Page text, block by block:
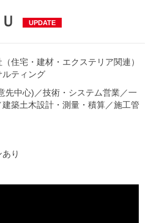
会を探す
インターンを探す
スカウト お知らせ
UPDATE
（住宅・建材・エクステリア関連）
ルティング
先中心) ／技術・システム営業／一
建築土木設計・測量・積算／施工管
り